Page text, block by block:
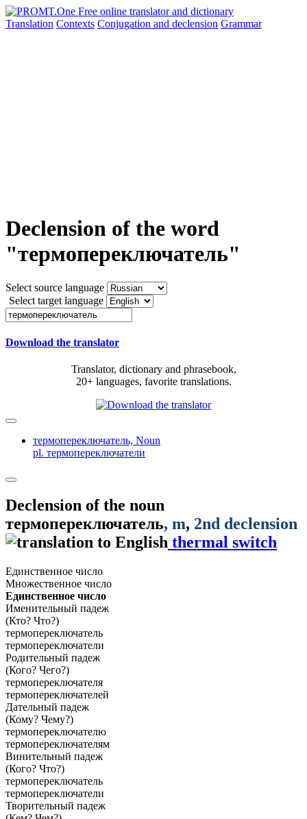
Translation Contexts Conjugation and declension Grammar
Declension of the word
"термопереключатель"
Select source language
Select target language
Download the translator
Translator, dictionary and phrasebook,
20+ languages, favorite translations.
термопереключатель, Noun
pl. термопереключатели
Declension of the noun
термопереключатель, m, 2nd declension
thermal switch
Единственное число
Множественное число
Единственное число
Именительный падеж
(Кто? Что?)
термопереключатель
термопереключатели
Родительный падеж
(Кого? Чего?)
термопереключателя
термопереключателей
Дательный падеж
(Кому? Чему?)
термопереключателю
термопереключателям
Винительный падеж
(Кого? Что?)
термопереключатель
термопереключатели
Творительный падеж